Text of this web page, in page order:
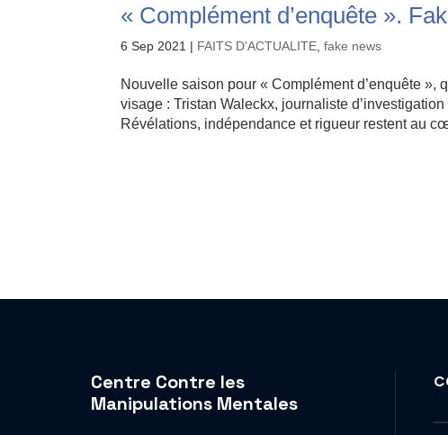
« Complément d’enquête ».
6 Sep 2021 | FAITS D'ACTUALITE ,fake news
Nouvelle saison pour « Complément d’enquête »,
visage : Tristan Waleckx, journaliste
Révélations, indépendance et rigueur restent au
Centre Contre les
Manipulations Mentales